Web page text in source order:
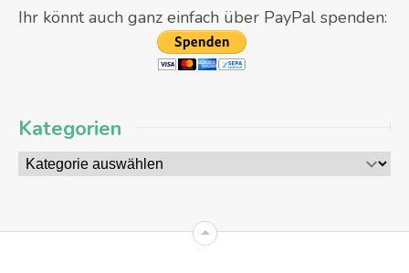
Ihr könnt auch ganz einfach über PayPal spenden:
Kategorien